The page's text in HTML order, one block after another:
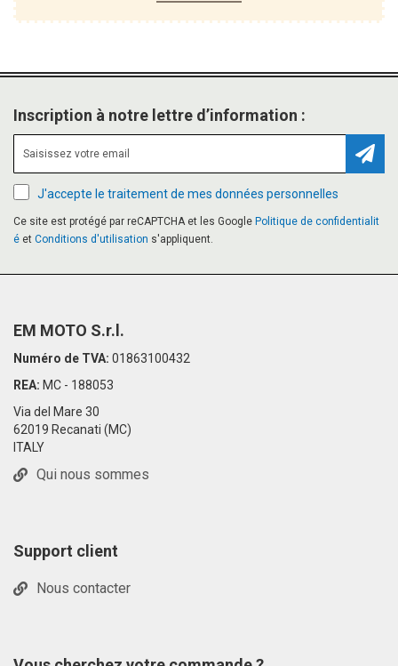
Inscription à notre lettre d’information :
J'accepte le traitement de mes données personnelles
Ce site est protégé par reCAPTCHA et les Google Politique de confidentialit
é et Conditions d'utilisation s'appliquent.
EM MOTO S.r.l.
Numéro de TVA: 01863100432
REA: MC - 188053
Via del Mare 30
62019 Recanati (MC)
ITALY
Qui nous sommes
Support client
Nous contacter